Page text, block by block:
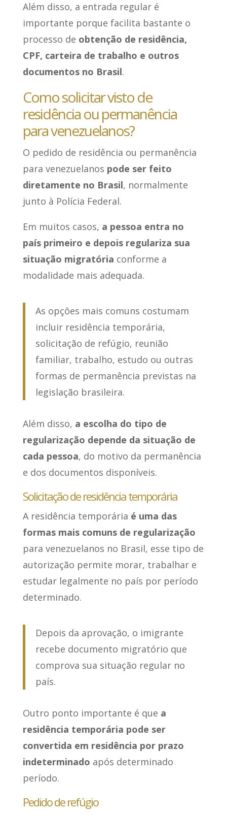
Além disso, a entrada regular é
importante porque facilita bastante o
processo de obtenção de residência,
CPF, carteira de trabalho e outros
documentos no Brasil.
Como solicitar visto de
residência ou permanência
para venezuelanos?
O pedido de residência ou permanência
para venezuelanos pode ser feito
diretamente no Brasil, normalmente
junto à Polícia Federal.
Em muitos casos, a pessoa entra no
país primeiro e depois regulariza sua
situação migratória conforme a
modalidade mais adequada.
As opções mais comuns costumam
incluir residência temporária,
solicitação de refúgio, reunião
familiar, trabalho, estudo ou outras
formas de permanência previstas na
legislação brasileira.
Além disso, a escolha do tipo de
regularização depende da situação de
cada pessoa, do motivo da permanência
e dos documentos disponíveis.
Solicitação de residência temporária
A residência temporária é uma das
formas mais comuns de regularização
para venezuelanos no Brasil, esse tipo de
autorização permite morar, trabalhar e
estudar legalmente no país por período
determinado.
Depois da aprovação, o imigrante
recebe documento migratório que
comprova sua situação regular no
país.
Outro ponto importante é que a
residência temporária pode ser
convertida em residência por prazo
indeterminado após determinado
período.
Pedido de refúgio